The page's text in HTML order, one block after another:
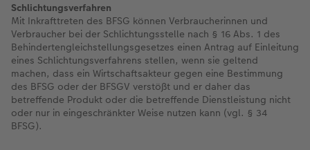
Schlichtungsverfahren
Mit Inkrafttreten des BFSG können Verbraucherinnen und
Verbraucher bei der Schlichtungsstelle nach § 16 Abs. 1 des
Behindertengleichstellungsgesetzes einen Antrag auf Einleitung
eines Schlichtungsverfahrens stellen, wenn sie geltend
machen, dass ein Wirtschaftsakteur gegen eine Bestimmung
des BFSG oder der BFSGV verstößt und er daher das
betreffende Produkt oder die betreffende Dienstleistung nicht
oder nur in eingeschränkter Weise nutzen kann (vgl. § 34
BFSG).